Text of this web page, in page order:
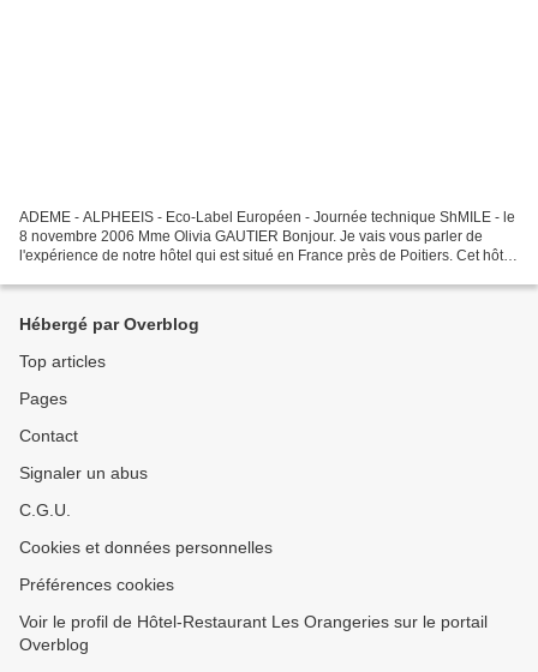
ADEME - ALPHEEIS - Eco-Label Européen - Journée technique ShMILE - le
8 novembre 2006 Mme Olivia GAUTIER Bonjour. Je vais vous parler de
l'expérience de notre hôtel qui est situé en France près de Poitiers. Cet hôtel
Hébergé par Overblog
Top articles
Pages
Contact
Signaler un abus
C.G.U.
Cookies et données personnelles
Préférences cookies
Voir le profil de Hôtel-Restaurant Les Orangeries sur le portail
Overblog